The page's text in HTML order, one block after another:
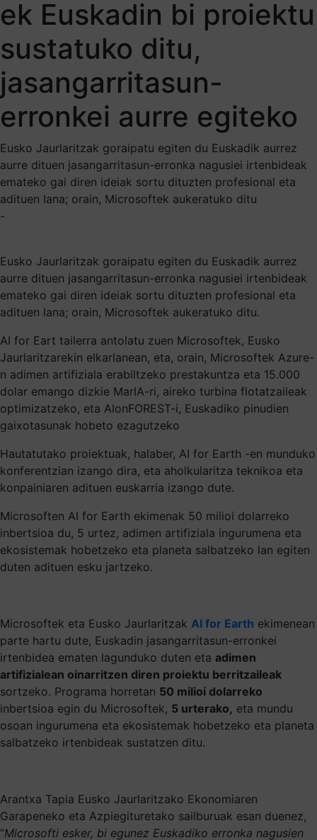
ek Euskadin bi proiektu
sustatuko ditu,
jasangarritasun-
erronkei aurre egiteko
Eusko Jaurlaritzak goraipatu egiten du Euskadik aurrez
aurre dituen jasangarritasun-erronka nagusiei irtenbideak
emateko gai diren ideiak sortu dituzten profesional eta
adituen lana; orain, Microsoftek aukeratuko ditu
-
Eusko Jaurlaritzak goraipatu egiten du Euskadik aurrez
aurre dituen jasangarritasun-erronka nagusiei irtenbideak
emateko gai diren ideiak sortu dituzten profesional eta
adituen lana; orain, Microsoftek aukeratuko ditu.
AI for Eart tailerra antolatu zuen Microsoftek, Eusko
Jaurlaritzarekin elkarlanean, eta, orain, Microsoftek Azure-
n adimen artifiziala erabiltzeko prestakuntza eta 15.000
dolar emango dizkie MarIA-ri, aireko turbina flotatzaileak
optimizatzeko, eta AlonFOREST-i, Euskadiko pinudien
gaixotasunak hobeto ezagutzeko
Hautatutako proiektuak, halaber, AI for Earth -en munduko
konferentzian izango dira, eta aholkularitza teknikoa eta
konpainiaren adituen euskarria izango dute.
Microsoften AI for Earth ekimenak 50 milioi dolarreko
inbertsioa du, 5 urtez, adimen artifiziala ingurumena eta
ekosistemak hobetzeko eta planeta salbatzeko lan egiten
duten adituen esku jartzeko.
Microsoftek eta Eusko Jaurlaritzak AI for Earth ekimenean
parte hartu dute, Euskadin jasangarritasun-erronkei
irtenbidea ematen lagunduko duten eta adimen
artifizialean oinarritzen diren proiektu berritzaileak
sortzeko. Programa horretan 50 milioi dolarreko
inbertsioa egin du Microsoftek, 5 urterako, eta mundu
osoan ingurumena eta ekosistemak hobetzeko eta planeta
salbatzeko irtenbideak sustatzen ditu.
Arantxa Tapia Eusko Jaurlaritzako Ekonomiaren
Garapeneko eta Azpiegituretako sailburuak esan duenez,
“Microsofti esker, bi egunez Euskadiko erronka nagusien